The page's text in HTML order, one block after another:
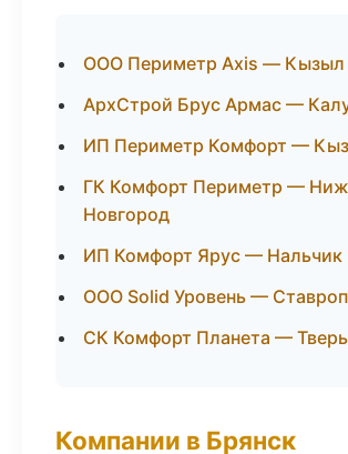
ООО Периметр Axis — Кызыл
АрхСтрой Брус Армас —
ИП Периметр Комфорт —
ГК Комфорт Периметр —
Новгород
ИП Комфорт Ярус — Нальчик
ООО Solid Уровень —
СК Комфорт Планета — Тверь
Компании в Брянск